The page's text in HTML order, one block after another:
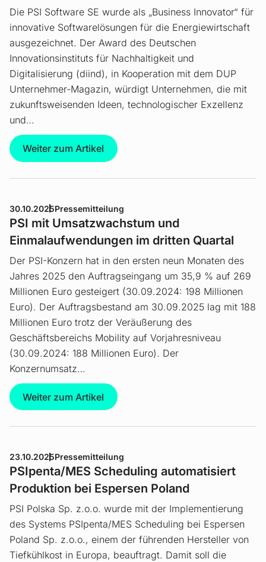
Die PSI Software SE wurde als „Business Innovator“ für
innovative Softwarelösungen für die Energiewirtschaft
ausgezeichnet. Der Award des Deutschen
Innovationsinstituts für Nachhaltigkeit und
Digitalisierung (diind), in Kooperation mit dem DUP
Unternehmer-Magazin, würdigt Unternehmen, die mit
zukunftsweisenden Ideen, technologischer Exzellenz
und…
Weiter zum Artikel
30.10.2025Pressemitteilung
PSI mit Umsatzwachstum und
Einmalaufwendungen im dritten Quartal
Der PSI-Konzern hat in den ersten neun Monaten des
Jahres 2025 den Auftragseingang um 35,9 % auf 269
Millionen Euro gesteigert (30.09.2024: 198 Millionen
Euro). Der Auftragsbestand am 30.09.2025 lag mit 188
Millionen Euro trotz der Veräußerung des
Geschäftsbereichs Mobility auf Vorjahresniveau
(30.09.2024: 188 Millionen Euro). Der
Konzernumsatz…
Weiter zum Artikel
23.10.2025Pressemitteilung
PSIpenta/MES Scheduling automatisiert
Produktion bei Espersen Poland
PSI Polska Sp. z.o.o. wurde mit der Implementierung
des Systems PSIpenta/MES Scheduling bei Espersen
Poland Sp. z.o.o., einem der führenden Hersteller von
Tiefkühlkost in Europa, beauftragt. Damit soll die